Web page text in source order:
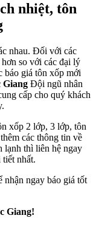
nhiệt, tôn
nhau. Đối với các
so với các đại lý
báo giá tôn xốp mới
Đội ngũ nhân
cấp cho quý khách
xốp 2 lớp, 3 lớp, tôn
các thông tin về
lạnh thì liên hệ ngay
nhất.
nhận ngay báo giá tốt
Giang!